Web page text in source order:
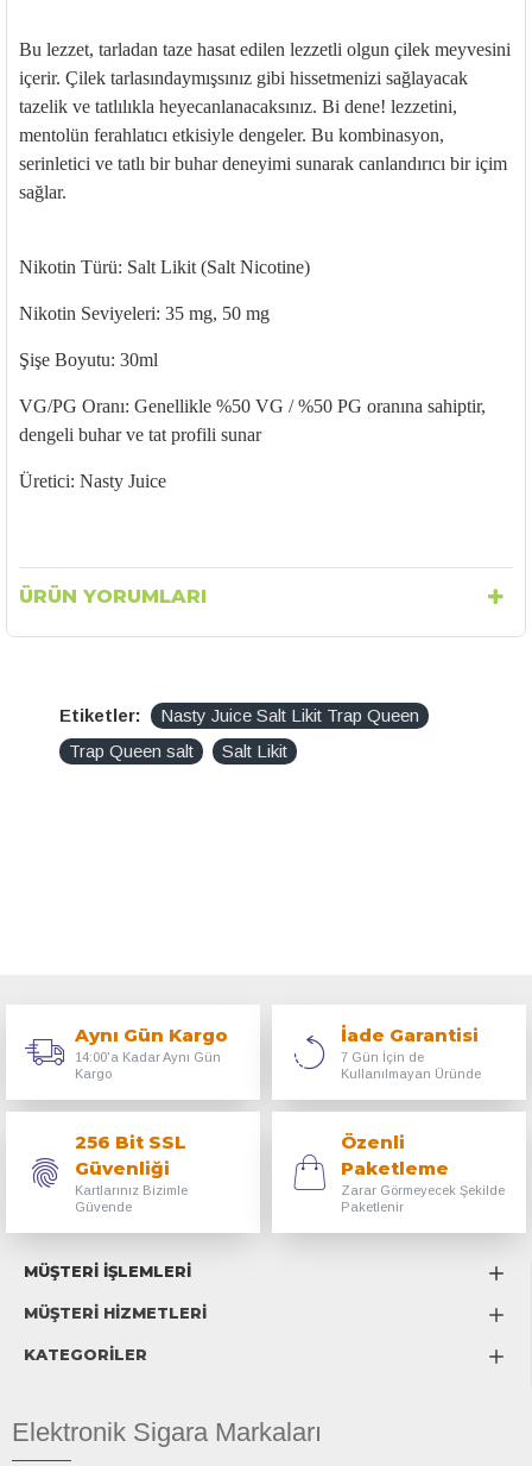
Bu lezzet, tarladan taze hasat edilen lezzetli olgun çilek meyvesini
içerir. Çilek tarlasındaymışsınız gibi hissetmenizi sağlayacak
tazelik ve tatlılıkla heyecanlanacaksınız. Bi dene! lezzetini,
mentolün ferahlatıcı etkisiyle dengeler. Bu kombinasyon,
serinletici ve tatlı bir buhar deneyimi sunarak canlandırıcı bir içim
sağlar.
Nikotin Türü: Salt Likit (Salt Nicotine)
Nikotin Seviyeleri: 35 mg, 50 mg
Şişe Boyutu: 30ml
VG/PG Oranı: Genellikle %50 VG / %50 PG oranına sahiptir,
dengeli buhar ve tat profili sunar
Üretici: Nasty Juice
ÜRÜN YORUMLARI
Etiketler:
Nasty Juice Salt Likit Trap Queen
Trap Queen salt
Salt Likit
Aynı Gün Kargo
14:00'a Kadar Aynı Gün
Kargo
İade Garantisi
7 Gün İçin de
Kullanılmayan Üründe
256 Bit SSL
Güvenliği
Kartlarınız Bizimle
Güvende
Özenli
Paketleme
Zarar Görmeyecek Şekilde
Paketlenir
MÜŞTERİ İŞLEMLERİ
MÜŞTERİ HİZMETLERİ
KATEGORİLER
Elektronik Sigara Markaları